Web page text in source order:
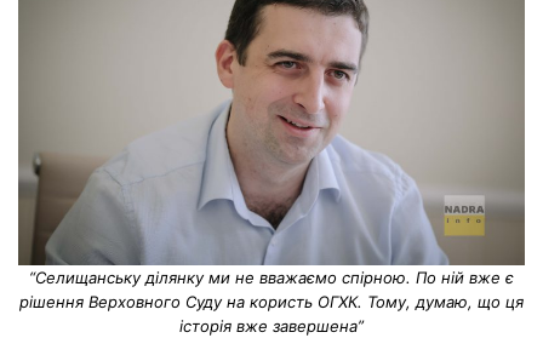
“Селищанську ділянку ми не вважаємо спірною. По ній вже є
рішення Верховного Суду на користь ОГХК. Тому, думаю, що ця
історія вже завершена”